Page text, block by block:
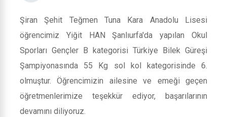
Şiran Şehit Teğmen Tuna Kara Anadolu Lisesi
öğrencimiz Yiğit HAN Şanlıurfa'da yapılan Okul
Sporları Gençler B kategorisi Türkiye Bilek Güreşi
Şampiyonasında 55 Kg sol kol kategorisinde 6.
olmuştur. Öğrencimizin ailesine ve emeği geçen
öğretmenlerimize teşekkür ediyor, başarılarının
devamını diliyoruz.